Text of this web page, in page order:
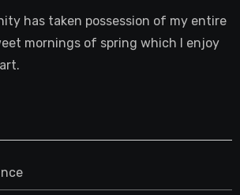
has taken possession of my entire
mornings of spring which I enjoy